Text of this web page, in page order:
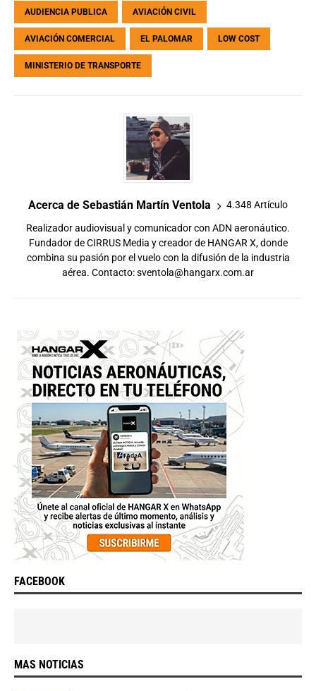
AUDIENCIA PUBLICA AVIACIÓN CIVIL
AVIACIÓN COMERCIAL EL PALOMAR LOW COST
MINISTERIO DE TRANSPORTE
Acerca de Sebastián Martín Ventola 4.348 Artículo
Realizador audiovisual y comunicador con ADN aeronáutico.
Fundador de CIRRUS Media y creador de HANGAR X, donde
combina su pasión por el vuelo con la difusión de la industria
aérea. Contacto:sventola@hangarx.com.ar
FACEBOOK
MAS NOTICIAS